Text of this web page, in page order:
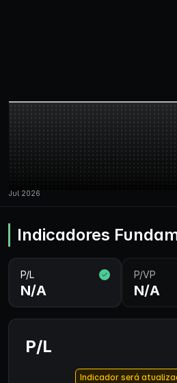
Indicadores
P/L
N/A
P/VP
N/A
P/L
Indicador será